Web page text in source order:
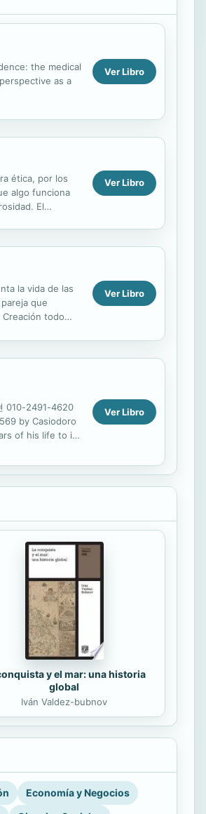
the medical
as a
Ver Libro
ética, por los
algo funciona
El
Ver Libro
la vida de las
que
todo
Ver Libro
010-2491-4620
by Casiodoro
of his life to its
Ver Libro
y el mar: una historia
global
Iván Valdez-bubnov
Economía y Negocios